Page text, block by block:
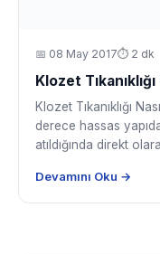
📅 08 May 2017⏱ 2 dk
Klozet
Klozet Tıkanıklığı
derece hassas
atıldığında direkt
Devamını Oku →